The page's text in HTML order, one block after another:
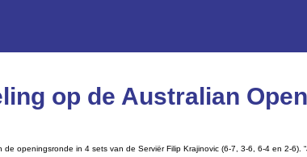
op de Australian
openingsronde in 4 sets van de Serviër Filip Krajinovic (6-7, 3-6, 6-4 en 2-6).